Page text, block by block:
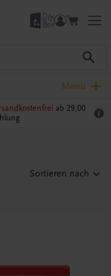
Menü
ab 29,00
Sortieren nach